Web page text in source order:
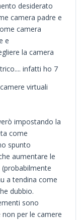
desiderato
camera padre e
camera
e
la camera
infatti ho 7
virtuali
impostando la
come
spunto
aumentare le
a tendina come
dubbio.
sono
per le camere